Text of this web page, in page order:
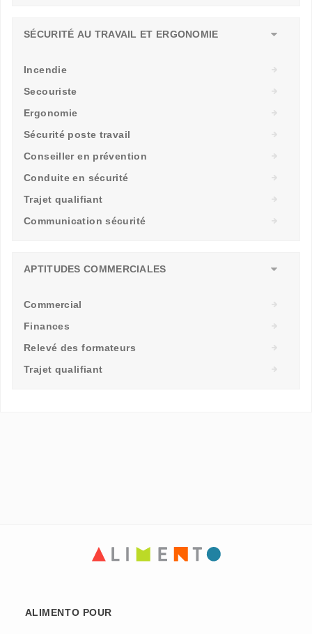
SÉCURITÉ AU TRAVAIL ET ERGONOMIE
Incendie
Secouriste
Ergonomie
Sécurité poste travail
Conseiller en prévention
Conduite en sécurité
Trajet qualifiant
Communication sécurité
APTITUDES COMMERCIALES
Commercial
Finances
Relevé des formateurs
Trajet qualifiant
ALIMENTO POUR